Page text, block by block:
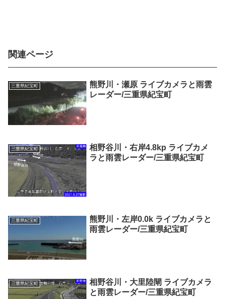
関連ページ
三重県紀宝町
熊野川・瀬原 ライブカメラと雨雲
レーダー/三重県紀宝町
三重県紀宝町
相野谷川・右岸4.8kp ライブカメ
ラと雨雲レーダー/三重県紀宝町
三重県紀宝町
熊野川・左岸0.0k ライブカメラと
雨雲レーダー/三重県紀宝町
三重県紀宝町
相野谷川・大里陸閘 ライブカメラ
と雨雲レーダー/三重県紀宝町